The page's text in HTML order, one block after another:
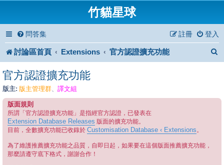
竹貓星球
問答集 登入
註冊
討論區首頁 Extensions 官方認證擴充功能
官方認證擴充功能
版主: 版主管理群、 譯文組
版面規則
所謂「官方認證擴充功能」是指經官方認證，已發表在
Extension Database Releases 版面的擴充功能。
目前，全數擴充功能已收錄於 Customisation Database ‹ Extensions。
為了維護推薦擴充功能之品質，自即日起，如果要在這個版面推薦擴充功能，
那麼請遵守底下格式，謝謝合作！